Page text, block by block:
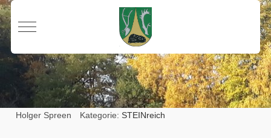
Mobile Menu Toggle
Holger Spreen Kategorie:STEINreich